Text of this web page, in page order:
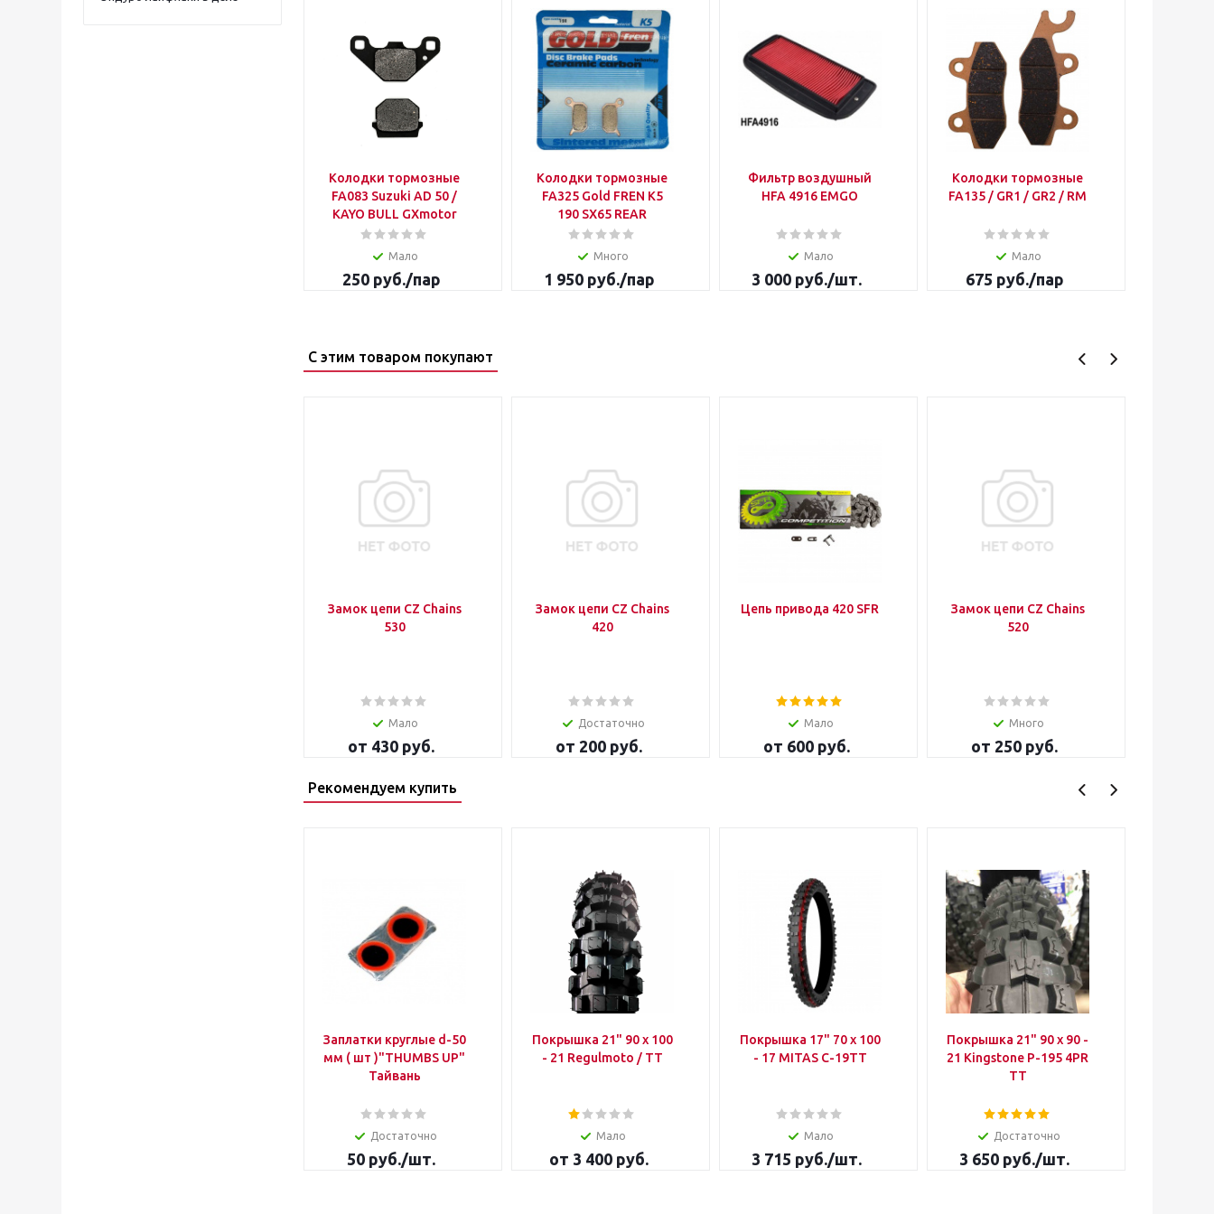
Колодки тормозные
FA083 Suzuki AD 50 /
KAYO BULL GXmotor
Мало
250руб./пар
Колодки тормозные
FA325 Gold FREN K5
190 SX65 REAR
Много
1 950руб./пар
Фильтр воздушный
HFA 4916 EMGO
Мало
3 000 руб./шт.
Колодки тормозные
FA135 / GR1 / GR2 / RM
Мало
675 руб./пар
С этим товаром покупают
Замок цепи CZ Chains
530
Мало
от 430 руб.
Замок цепи CZ Chains
420
Достаточно
от 200 руб.
Цепь привода 420 SFR
Мало
от 600 руб.
Замок цепи CZ Chains
520
Много
от 250 руб.
Рекомендуем купить
Заплатки круглые d-50
мм ( шт )"THUMBS UP"
Тайвань
Достаточно
50 руб./шт.
Покрышка 21" 90 x 100
- 21 Regulmoto / TT
Мало
от 3 400 руб.
Покрышка 17" 70 x 100
- 17 MITAS С-19ТТ
Мало
3 715 руб./шт.
Покрышка 21" 90 x 90 -
21 Kingstone P-195 4PR
TT
Достаточно
3 650 руб./шт.